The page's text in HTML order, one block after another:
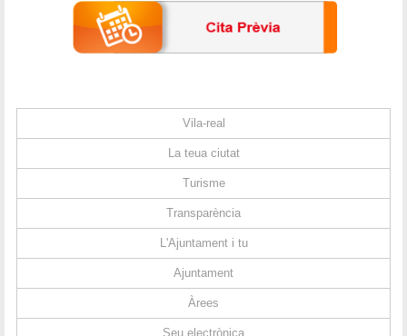
Vila-real
La teua ciutat
Turisme
Transparència
L'Ajuntament i tu
Ajuntament
Àrees
Seu electrònica